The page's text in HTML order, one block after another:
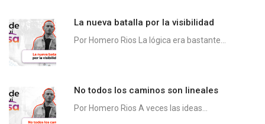
La nueva batalla por la visibilidad
Por Homero Rios La lógica era bastante...
No todos los caminos son lineales
Por Homero Rios A veces las ideas...